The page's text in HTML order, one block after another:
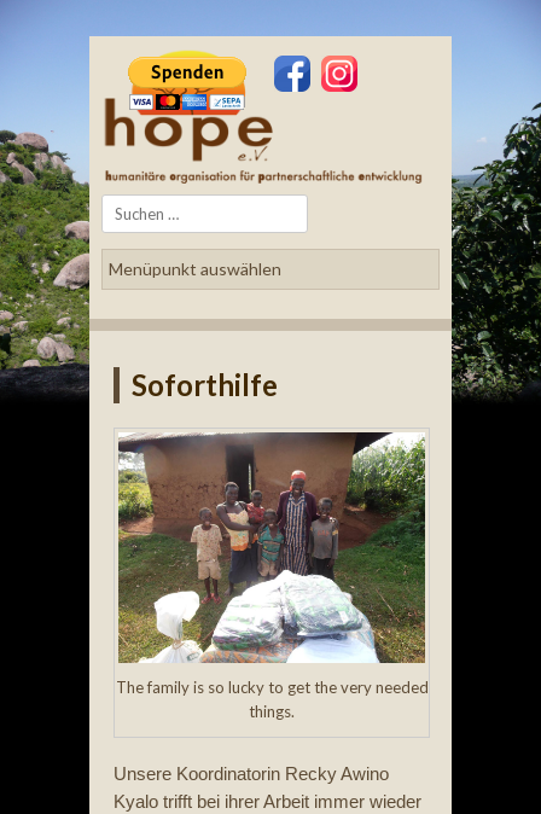
Search
Soforthilfe
The family is so lucky to get the very needed
things.
Unsere Koordinatorin Recky Awino
Kyalo trifft bei ihrer Arbeit immer wieder